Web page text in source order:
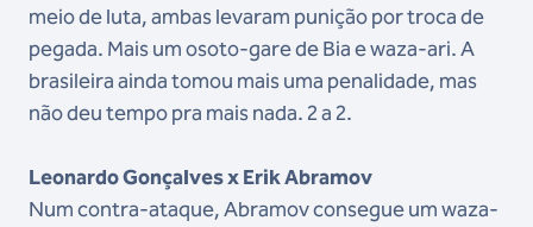
meio de luta, ambas levaram punição por troca de
pegada. Mais um osoto-gare de Bia e waza-ari. A
brasileira ainda tomou mais uma penalidade, mas
não deu tempo pra mais nada. 2 a 2.
Leonardo Gonçalves x Erik Abramov
Num contra-ataque, Abramov consegue um waza-